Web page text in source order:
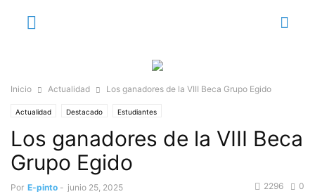
Inicio Actualidad Los ganadores de la VIII Beca Grupo Egido
Actualidad Destacado Estudiantes
Los ganadores de la VIII Beca
Grupo Egido
Por E-pinto - junio 25, 2025 0
2296